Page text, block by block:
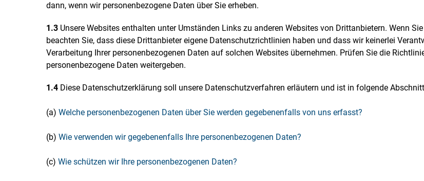
dann, wenn wir personenbezogene Daten über Sie erheben.
1.3 Unsere Websites enthalten unter Umständen Links zu anderen Websites von Drittanbietern. Wenn
beachten Sie, dass diese Drittanbieter eigene Datenschutzrichtlinien haben und dass wir keinerlei
Verarbeitung Ihrer personenbezogenen Daten auf solchen Websites übernehmen. Prüfen Sie die
personenbezogene Daten weitergeben.
1.4 Diese Datenschutzerklärung soll unsere Datenschutzverfahren erläutern und ist in folgende
(a) Welche personenbezogenen Daten über Sie werden gegebenenfalls von uns erfasst?
(b) Wie verwenden wir gegebenenfalls Ihre personenbezogenen Daten?
(c) Wie schützen wir Ihre personenbezogenen Daten?